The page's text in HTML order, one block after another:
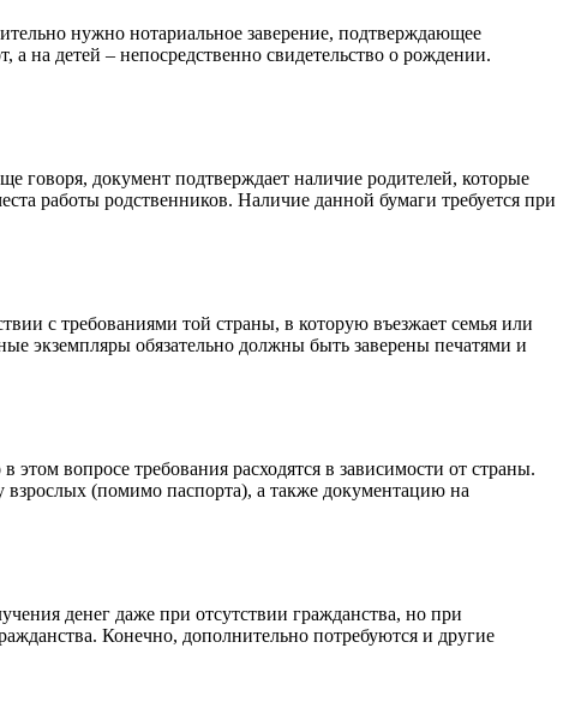
нужно нотариальное заверение, подтверждающее
на детей – непосредственно свидетельство о рождении.
говоря, документ подтверждает наличие родителей, которые
работы родственников. Наличие данной бумаги требуется при
с требованиями той страны, в которую въезжает семья или
экземпляры обязательно должны быть заверены печатями и
этом вопросе требования расходятся в зависимости от страны.
взрослых (помимо паспорта), а также документацию на
денег даже при отсутствии гражданства, но при
Конечно, дополнительно потребуются и другие